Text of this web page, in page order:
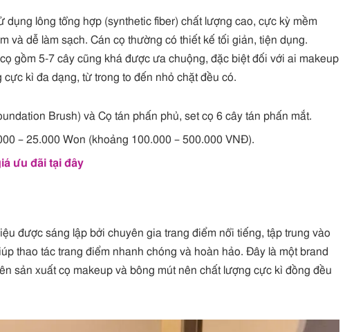
dụng lông tổng hợp (synthetic fiber) chất lượng cao, cực kỳ mềm
và dễ làm sạch. Cán cọ thường có thiết kế tối giản, tiện dụng.
gồm 5-7 cây cũng khá được ưa chuộng, đặc biệt đối với ai makeup
kì đa dạng, từ trong to đến nhỏ chặt đều có.
Brush) và Cọ tán phấn phủ, set cọ 6 cây tán phấn mắt.
– 25.000 Won (khoảng 100.000 – 500.000 VNĐ).
ưu đãi tại đây
được sáng lập bởi chuyên gia trang điểm nổi tiếng, tập trung vào
thao tác trang điểm nhanh chóng và hoàn hảo. Đây là một brand
sản xuất cọ makeup và bông mút nên chất lượng cực kì đồng đều